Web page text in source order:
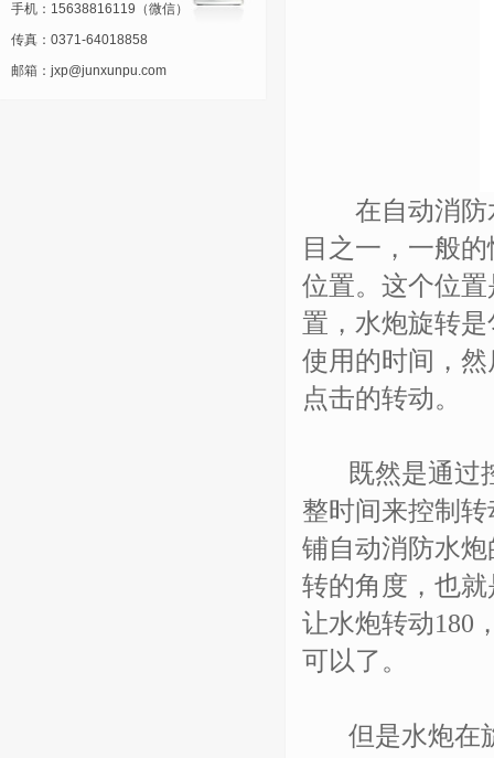
手机：15638816119（微信）
传真：0371-64018858
邮箱：jxp@junxunpu.com
在自动消防水
目之一，一般
位置。这个位
置，水炮旋转
使用的时间，
点击的转动。
既然是通过
整时间来控制
铺自动消防水
转的角度，也
让水炮转动180
可以了。
但是水炮在旋